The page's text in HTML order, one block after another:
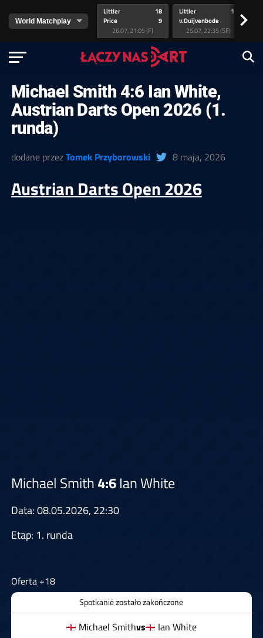
Littler
Price
18
9
26.07, 21:05 (F)
Littler
v.Duijvenbode
17
25.07, 22:35 (SF)
>
Michael Smith 4:6 Ian White,
Austrian Darts Open 2026 (1.
runda)
dodane przezTomek Przyborowski 8 maja, 2026
Austrian Darts Open 2026
Michael Smith4:6Ian White
Data: 08.05.2026, 22:30
Etap: 1. runda
Oferta +18
Spotkanie zostało zakończone
Michael Smithvs
Ian White